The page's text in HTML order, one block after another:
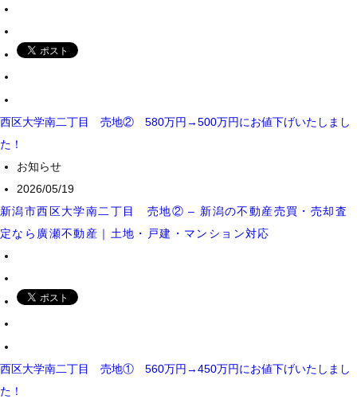
西区大学南二丁目 売地② 580万円→500万円にお値下げいたしまし
た！
お知らせ
2026/05/19
新潟市西区大学南二丁目 売地② – 新潟の不動産売買・売却査
定なら廣瀬不動産｜土地・戸建・マンション対応
西区大学南二丁目 売地① 560万円→450万円にお値下げいたしまし
た！